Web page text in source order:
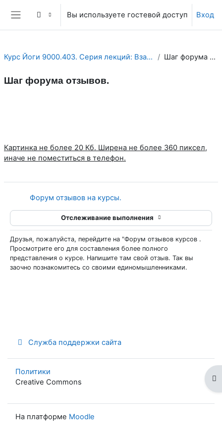
Перейти к основному содержанию
Боковая панель
Вы используете гостевой доступ Вход
Курс Йоги 9000.403. Серия лекций: Взаимоотношения ... Шаг форума отзывов.
Шаг форума отзывов.
Картинка не более 20 Кб. Ширена не более 360 пиксел,
иначе не поместиться в телефон.
Форум отзывов на курсы.
Отслеживание выполнения
Друзья, пожалуйста, перейдите на "Форум отзывов курсов .
Просмотрите его для составления более полного
представления о курсе. Напишите там свой отзыв. Так вы
заочно познакомитесь со своими единомышленниками.
Служба поддержки сайта
Политики
Creative Commons
На платформе Moodle